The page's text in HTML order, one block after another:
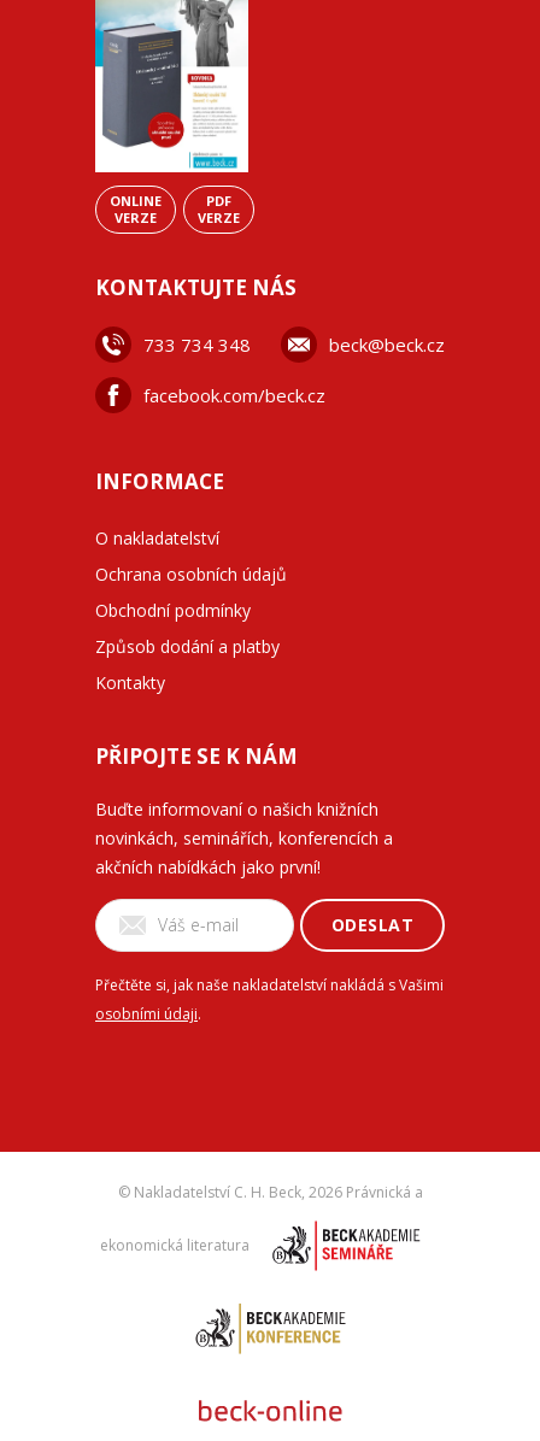
ONLINE
VERZE
PDF
VERZE
KONTAKTUJTE NÁS
733 734 348 beck@beck.cz
facebook.com/beck.cz
INFORMACE
O nakladatelství
Ochrana osobních údajů
Obchodní podmínky
Způsob dodání a platby
Kontakty
PŘIPOJTE SE K NÁM
Buďte informovaní o našich knižních
novinkách, seminářích, konferencích a
akčních nabídkách jako první!
ODESLAT
Přečtěte si, jak naše nakladatelství nakládá s Vašimi
osobními údaji.
© Nakladatelství C. H. Beck, 2026 Právnická a
ekonomická literatura